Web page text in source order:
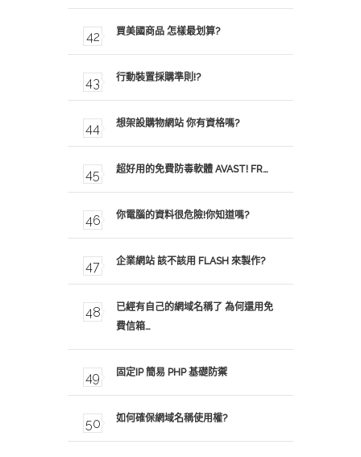
買美國商品 怎樣最划算?
行動裝置採購準則!?
想架設購物網站 你有資格嗎?
超好用的免費防毒軟體 AVAST! FR…
你電腦的資料很危險!你知道嗎?
企業網站 該不該用 FLASH 來製作?
已經有自己的網域名稱了 為何還用免
費信箱…
固定IP 簡易 PHP 基礎防禦
如何確保網域名稱使用權?